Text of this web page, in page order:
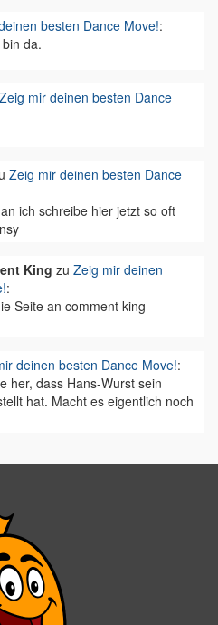
besten Dance Move!:
da.
Zeig mir deinen besten Dance
Zeig mir deinen besten Dance
ich schreibe hier jetzt so oft
King zu Zeig mir deinen
:
Seite an comment king
deinen besten Dance Move!:
her, dass Hans-Wurst sein
hat. Macht es eigentlich noch